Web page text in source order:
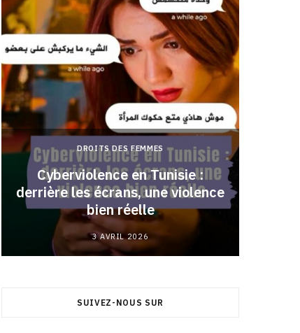
DROITS DES FEMMES
Cyberviolence en Tunisie :
derrière les écrans, une violence
bien réelle
3 AVRIL 2026
SUIVEZ-NOUS SUR